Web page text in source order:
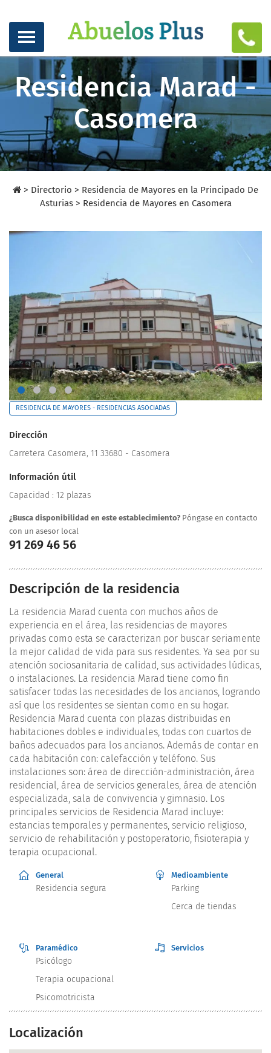
Residencia Marad -
Casomera
> Directorio > Residencia de Mayores en la Principado De
Asturias > Residencia de Mayores en Casomera
RESIDENCIA DE MAYORES - RESIDENCIAS ASOCIADAS
Dirección
Carretera Casomera, 11 33680 - Casomera
Información útil
Capacidad : 12 plazas
¿Busca disponibilidad en este establecimiento? Póngase en contacto
con un asesor local
91 269 46 56
Descripción de la residencia
La residencia Marad cuenta con muchos años de
experiencia en el área, las residencias de mayores
privadas como esta se caracterizan por buscar seriamente
la mejor calidad de vida para sus residentes. Ya sea por su
atención sociosanitaria de calidad, sus actividades lúdicas,
o instalaciones. La residencia Marad tiene como fin
satisfacer todas las necesidades de los ancianos, logrando
así que los residentes se sientan como en su hogar.
Residencia Marad cuenta con plazas distribuidas en
habitaciones dobles e individuales, todas con cuartos de
baños adecuados para los ancianos. Además de contar en
cada habitación con: calefacción y teléfono. Sus
instalaciones son: área de dirección-administración, área
residencial, área de servicios generales, área de atención
especializada, sala de convivencia y gimnasio. Los
principales servicios de Residencia Marad incluye:
estancias temporales y permanentes, servicio religioso,
servicio de rehabilitación y postoperatorio, fisioterapia y
terapia ocupacional.
General
Residencia segura
Medioambiente
Parking
Cerca de tiendas
Paramédico
Psicólogo
Terapia ocupacional
Psicomotricista
Servicios
Localización